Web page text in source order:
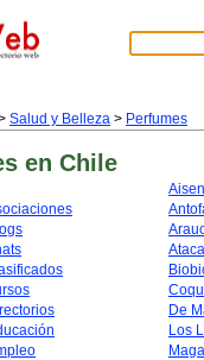
Salud y Belleza > Perfumes
en Chile
Aisen
De
Los